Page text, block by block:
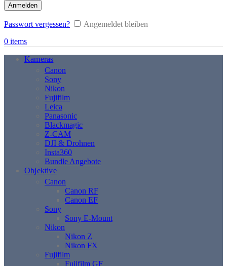
Anmelden
Passwort vergessen?
Angemeldet bleiben
0 items
Kameras
Canon
Sony
Nikon
Fujifilm
Leica
Panasonic
Blackmagic
Z-CAM
DJI & Drohnen
Insta360
Bundle Angebote
Objektive
Canon
Canon RF
Canon EF
Sony
Sony E-Mount
Nikon
Nikon Z
Nikon FX
Fujifilm
Fujifilm GF